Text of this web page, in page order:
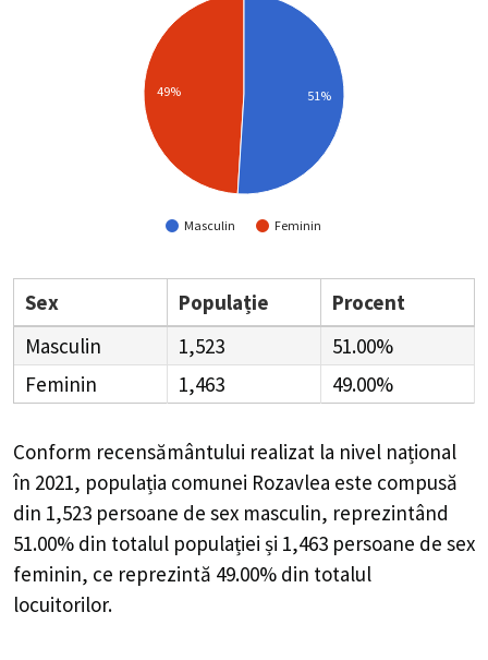
Masculin Feminin
49% 51%
Sex Populație
Procent
Masculin
1,523
51.00%
Feminin
1,463 49.00%
Conform recensământului realizat la nivel național
în 2021, populația comunei Rozavlea este compusă
din 1,523 persoane de sex masculin, reprezintând
51.00% din totalul populației și 1,463 persoane de sex
feminin, ce reprezintă 49.00% din totalul
locuitorilor.